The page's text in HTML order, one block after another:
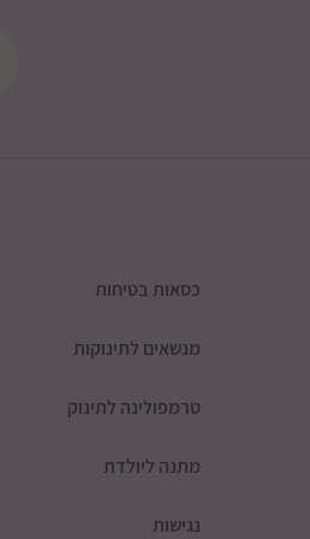
כסאות בטיחות
מנשאים לתינוקות
טרמפולינה לתינוק
מתנה ליולדת
נגישות